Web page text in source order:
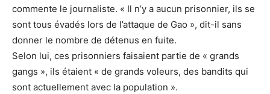
commente le journaliste. « Il n’y a aucun prisonnier, ils se
sont tous évadés lors de l’attaque de Gao », dit-il sans
donner le nombre de détenus en fuite.
Selon lui, ces prisonniers faisaient partie de « grands
gangs », ils étaient « de grands voleurs, des bandits qui
sont actuellement avec la population ».